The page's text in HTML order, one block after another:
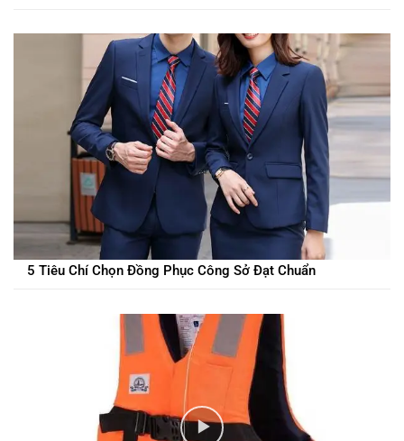
5 Tiêu Chí Chọn Đồng Phục Công Sở Đạt Chuẩn